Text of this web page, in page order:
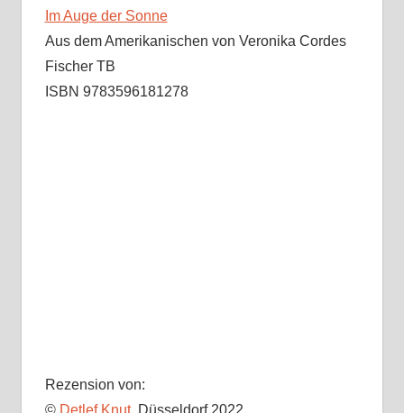
Im Auge der Sonne
Aus dem Amerikanischen von Veronika Cordes
Fischer TB
ISBN 9783596181278
Rezension von: